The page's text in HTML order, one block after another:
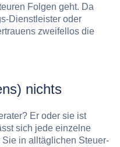
Folgen geht. Da
Dienstleister oder
zweifellos die
nichts
Er oder sie ist
sich jede einzelne
in alltäglichen Steuer-